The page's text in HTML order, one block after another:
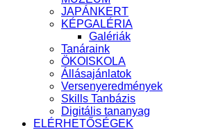
JAPÁNKERT
KÉPGALÉRIA
Galériák
Tanáraink
ÖKOISKOLA
Állásajánlatok
Versenyeredmények
Skills Tanbázis
Digitális tananyag
ELÉRHETŐSÉGEK